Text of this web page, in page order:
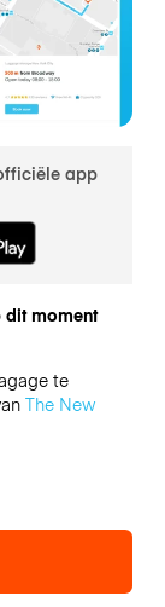
app
moment
te
The New